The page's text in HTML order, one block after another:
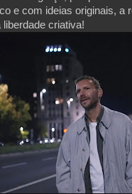
e com ideias originais, a
criativa!